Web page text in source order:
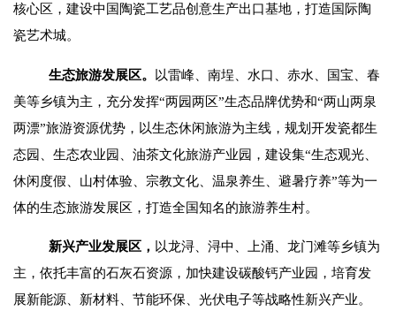
核心区，建设中国陶瓷工艺品创意生产出口基地，打造国际陶
瓷艺术城。
生态旅游发展区。 以雷峰、南埕、水口、赤水、国宝、春
美等乡镇为主，充分发挥“两园两区”生态品牌优势和“两山两泉
两漂”旅游资源优势，以生态休闲旅游为主线，规划开发瓷都生
态园 、生态农业园 、油茶文化旅游产业园 ，建设集“生态观光、
休闲度假、山村体验、宗教文化、温泉养生、避暑疗养”等为一
体的生态旅游发展区，打造全国知名的旅游养生村。
新兴产业发展区， 以龙浔、浔中、上涌、龙门滩等乡镇为
主，依托丰富的石灰石资源，加快建设碳酸钙产业园 ，培育发
展新能源、新材料、节能环保、光伏电子等战略性新兴产业。